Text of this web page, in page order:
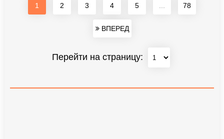
1 2 3 4 5 78
ВПЕРЕД
Перейти на страницу: